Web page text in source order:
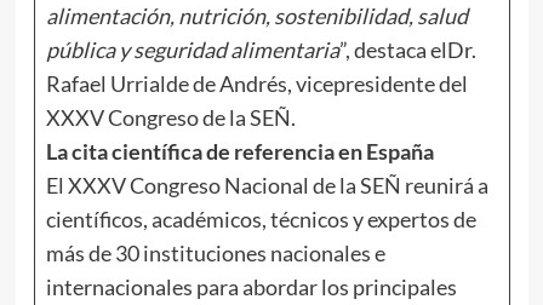
alimentación, nutrición, sostenibilidad, salud
pública y seguridad alimentaria”, destaca elDr.
Rafael Urrialde de Andrés, vicepresidente del
XXXV Congreso de la SEÑ.
La cita científica de referencia en España
El XXXV Congreso Nacional de la SEÑ reunirá a
científicos, académicos, técnicos y expertos de
más de 30 instituciones nacionales e
internacionales para abordar los principales